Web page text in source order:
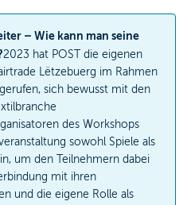
– Wie kann man seine
2023 hat POST die eigenen
Lëtzebuerg im Rahmen
sich bewusst mit den
des Workshops
sowohl Spiele als
um den Teilnehmern dabei
mit ihren
und die eigene Rolle als